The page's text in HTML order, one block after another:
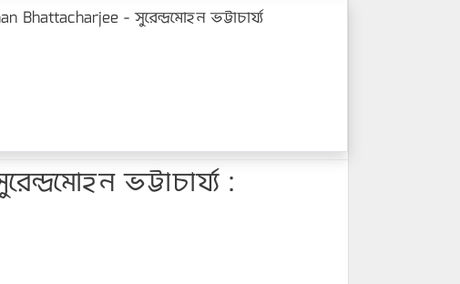
- সুরেন্দ্রমোহন ভট্টাচার্য্য
ভট্টাচার্য্য :